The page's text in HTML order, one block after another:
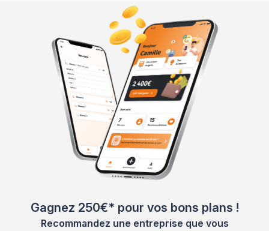
Gagnez 250€* pour vos bons plans !
Recommandez une entreprise que vous